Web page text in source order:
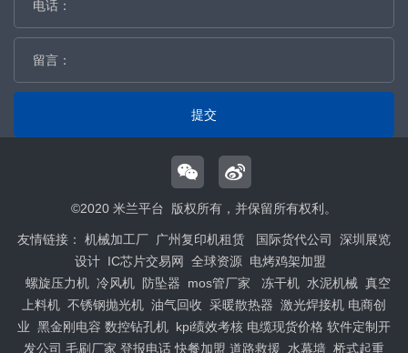
提交
©2020 米兰平台 版权所有，并保留所有权利。
友情链接： 机械加工厂 广州复印机租赁 国际货代公司
深圳展览
设计 IC芯片交易网 全球资源 电烤鸡架加盟
螺旋压力机 冷风机 防坠器 mos管厂家 冻干机 水泥机械 真空
上料机 不锈钢抛光机 油气回收 采暖散热器 激光焊接机 电商创
业 黑金刚电容 数控钻孔机 kpi绩效考核 电缆现货价格 软件定制开
发公司 毛刷厂家 登报电话 快餐加盟 道路救援 水幕墙 桥式起重